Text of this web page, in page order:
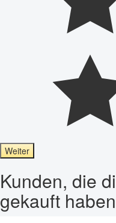
Weiter
Kunden, die
gekauft